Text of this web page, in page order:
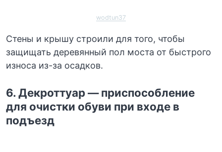
wodtun37
Стены и крышу строили для того, чтобы
защищать деревянный пол моста от быстрого
износа из-за осадков.
6. Декроттуар — приспособление
для очистки обуви при входе в
подъезд